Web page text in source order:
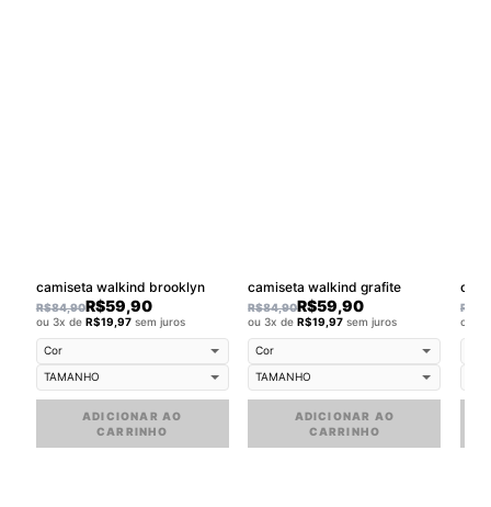
camiseta walkind brooklyn
R$84,90R$59,90
ou 3x de R$19,97sem juros
ADICIONAR AO
CARRINHO
camiseta walkind grafite
R$84,90R$59,90
ou 3x deR$19,97 sem juros
ADICIONAR AO
CARRINHO
R$
ou